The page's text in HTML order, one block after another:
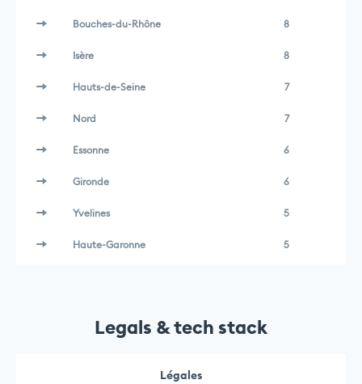
Bouches-du-Rhône 8
Isère 8
Hauts-de-Seine 7
Nord 7
Essonne 6
Gironde 6
Yvelines 5
Haute-Garonne 5
Legals & tech stack
Légales